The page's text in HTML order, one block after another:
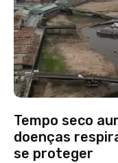
Tempo seco
doenças
se proteger